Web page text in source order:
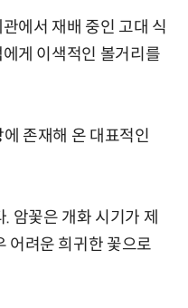
에서 재배 중인 고대 식
게 이색적인 볼거리를
존재해 온 대표적인
암꽃은 개화 시기가 제
어려운 희귀한 꽃으로